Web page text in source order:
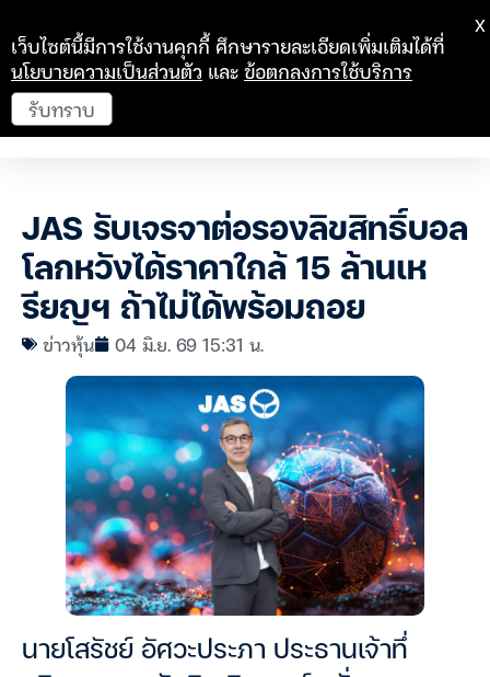
JAS รับเจรจาต่อรองลิขสิทธิ์บอล
โลกหวังได้ราคาใกล้ 15 ล้านเห
รียญฯ ถ้าไม่ได้พร้อมถอย
ข่าวหุ้น 04 มิ.ย. 69 15:31 น.
นายโสรัชย์ อัศวะประภา ประธานเจ้าทึ่
เว็บไซต์นี้มีการใช้งานคุกกี้ ศึกษารายละเอียดเพิ่มเติมได้ที่
นโยบายความเป็นส่วนตัว และข้อตกลงการใช้บริการ
รับทราบ
X